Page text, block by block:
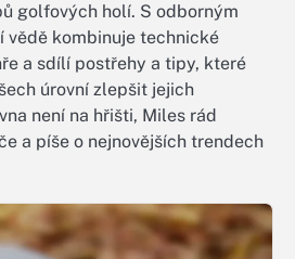
golfových holí. S odborným
vědě kombinuje technické
a sdílí postřehy a tipy, které
úrovní zlepšit jejich
není na hřišti, Miles rád
a píše o nejnovějších trendech